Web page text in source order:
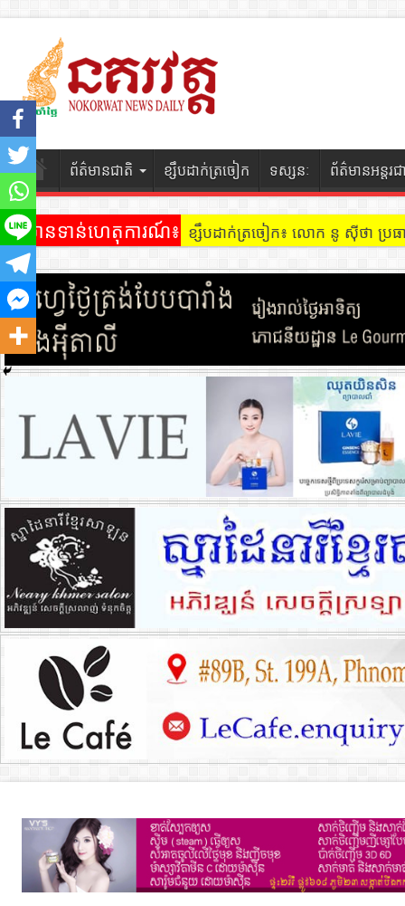
ព័ត៌មានជាតិ ខ្សឹបដាក់ត្រចៀក ទស្សនៈ ព័ត៌មានអន្តរជ
ព័ត៌មានទាន់ហេតុការណ៍៖ ខ្សឹបដាក់ត្រចៀក ៖ អគារ Sky 31